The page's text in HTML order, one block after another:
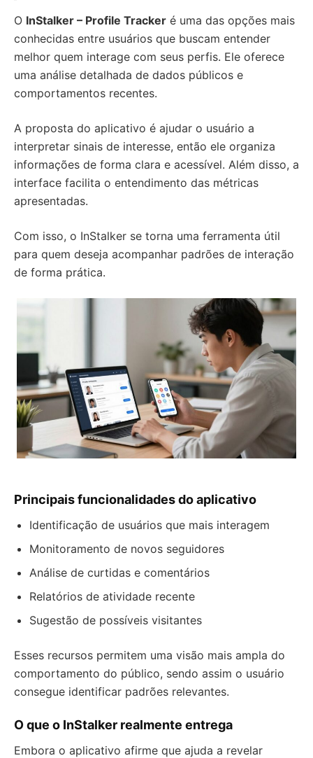
O InStalker – Profile Tracker é uma das opções mais
conhecidas entre usuários que buscam entender
melhor quem interage com seus perfis. Ele oferece
uma análise detalhada de dados públicos e
comportamentos recentes.
A proposta do aplicativo é ajudar o usuário a
interpretar sinais de interesse, então ele organiza
informações de forma clara e acessível. Além disso, a
interface facilita o entendimento das métricas
apresentadas.
Com isso, o InStalker se torna uma ferramenta útil
para quem deseja acompanhar padrões de interação
de forma prática.
Principais funcionalidades do aplicativo
Identificação de usuários que mais interagem
Monitoramento de novos seguidores
Análise de curtidas e comentários
Relatórios de atividade recente
Sugestão de possíveis visitantes
Esses recursos permitem uma visão mais ampla do
comportamento do público, sendo assim o usuário
consegue identificar padrões relevantes.
O que o InStalker realmente entrega
Embora o aplicativo afirme que ajuda a revelar